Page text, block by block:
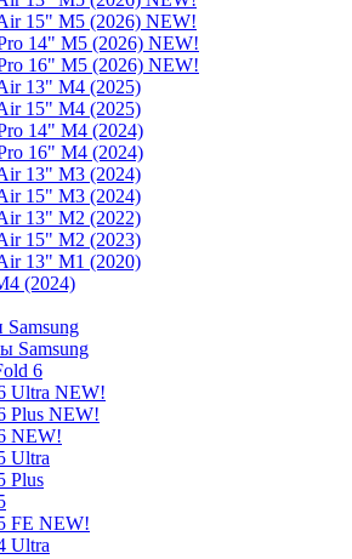
15" M5 (2026) NEW!
14" M5 (2026) NEW!
16" M5 (2026) NEW!
13" M4 (2025)
15" M4 (2025)
14" M4 (2024)
16" M4 (2024)
13" M3 (2024)
15" M3 (2024)
13" M2 (2022)
15" M2 (2023)
13" M1 (2020)
(2024)
Samsung
6
Ultra NEW!
Plus NEW!
NEW!
Ultra
Plus
FE NEW!
Ultra